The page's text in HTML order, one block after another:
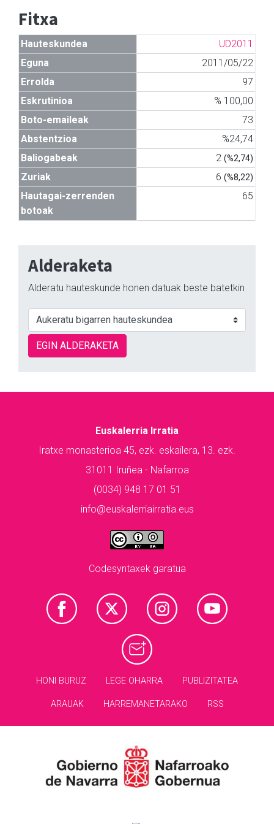
Fitxa
Hauteskundea
UD2011
Eguna
2011/05/22
Errolda
97
Eskrutinioa
% 100,00
Boto-emaileak
73
Abstentzioa
%24,74
Baliogabeak
2 (%2,74)
Zuriak 6 (%8,22)
Hautagai-zerrenden
botoak
65
Alderaketa
Alderatu hauteskunde honen datuak beste batetkin
EGIN ALDERAKETA
Euskalerria Irratia
Iratxe monasterioa 45, ezk. eskailera, 13. ezk.
31011 Iruñea - Nafarroa
(0034) 948 17 01 51
info@euskalerriairratia.eus
Codesyntaxek garatua
HONI BURUZ LEGE OHARRA PUBLIZITATEA
ARAUAK HARREMANETARAKO RSS